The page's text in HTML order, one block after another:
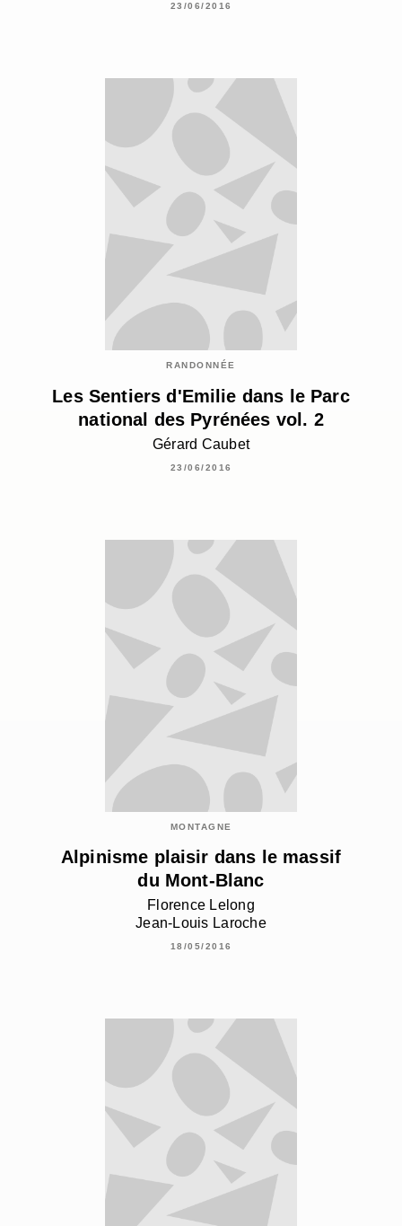
23/06/2016
RANDONNÉE
Les Sentiers d'Emilie dans le Parc
national des Pyrénées vol. 2
Gérard Caubet
23/06/2016
MONTAGNE
Alpinisme plaisir dans le massif
du Mont-Blanc
Florence Lelong
Jean-Louis Laroche
18/05/2016